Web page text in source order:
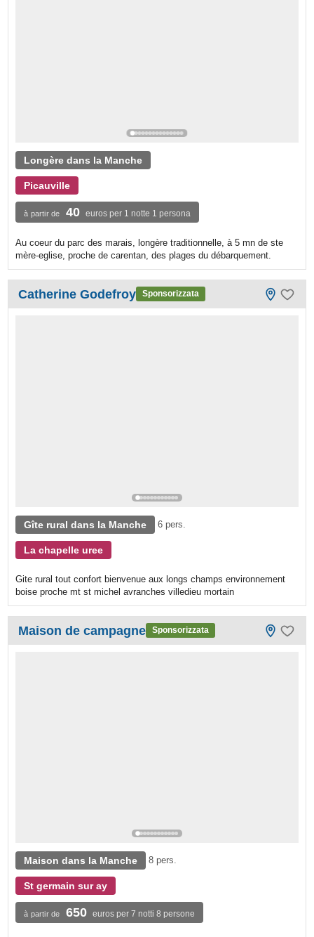
Longère dans la Manche
Picauville
à partir de 40 euros per 1 notte 1 persona
Au coeur du parc des marais, longère traditionnelle, à 5 mn de ste
mère-eglise, proche de carentan, des plages du débarquement.
Catherine Godefroy Sponsorizzata
Gîte rural dans la Manche 6 pers.
La chapelle uree
Gite rural tout confort bienvenue aux longs champs environnement
boise proche mt st michel avranches villedieu mortain
Maison de campagne Sponsorizzata
Maison dans la Manche 8 pers.
St germain sur ay
à partir de 650 euros per 7 notti 8 persone